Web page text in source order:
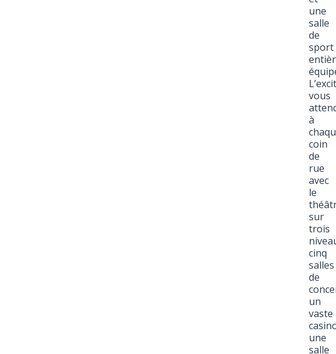
une
salle
de
sport
vous
à
coin
de
rue
avec
le
sur
trois
cinq
salles
de
un
vaste
une
salle